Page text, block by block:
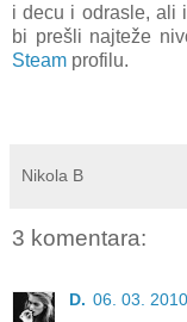
i decu i odrasle, ali
bi prešli najteže
Steam profilu.
Nikola B
3 komentara:
D. 06. 03.